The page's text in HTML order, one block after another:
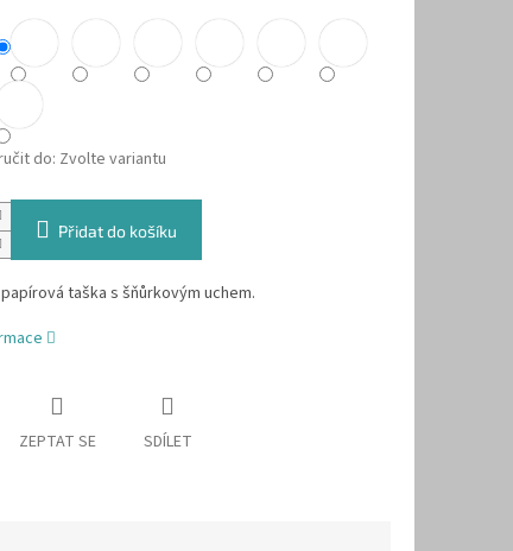
do: Zvolte variantu
Přidat do košíku
taška s šňůrkovým uchem.
ZEPTAT SE SDÍLET